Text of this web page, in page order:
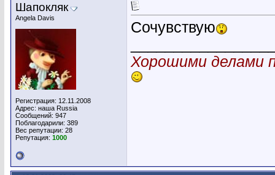
Шапокляк
Angela Davis
Регистрация: 12.11.2008
Адрес: наша Russia
Сообщений: 947
Поблагодарили: 389
Вес репутации: 28
Репутация: 1000
Сочувствую
Хорошими делами